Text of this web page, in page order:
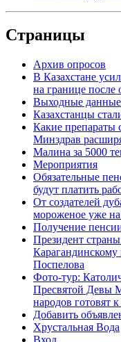
Страницы
Архив опросов
В Казахстане
на границе после
Выходные данные
Казахстанцы
Какие препараты
Минздрав
Малина за 5000
Мероприятия
Обязательные
будут платить
От создателей
мороженое уже
Получение
Президент
Карагандинскому
Поспелова
Фото-тур:
Пресвятой Девы
народов готовят
Добавить
Хрустальная Вода